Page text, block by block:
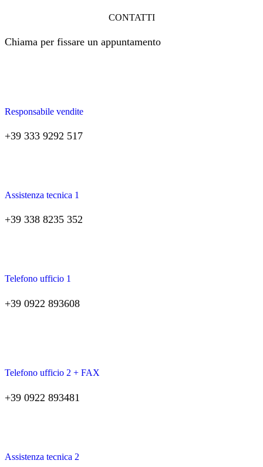
CONTATTI
Chiama per fissare un appuntamento
Responsabile vendite
+39 333 9292 517
Assistenza tecnica 1
+39 338 8235 352
Telefono ufficio 1
+39 0922 893608
Telefono ufficio 2 + FAX
+39 0922 893481
Assistenza tecnica 2